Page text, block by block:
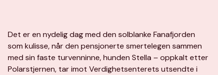
Det er en nydelig dag med den solblanke Fanafjorden
som kulisse, når den pensjonerte smertelegen sammen
med sin faste turvenninne, hunden Stella – oppkalt etter
Polarstjernen, tar imot Verdighetsenterets utsendte i